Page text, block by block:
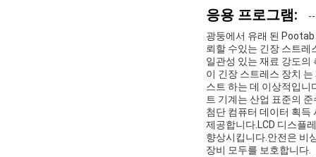
응용 프로그램:
광둥에서 유래 된
뢰할 수있는 긴장 스트레
일관성 있는 재료 강도의
이 긴장 스트레스 장치
스트 하는 데 이상적입니
트 기계는 산업 표준의
첨단 컴퓨터 데이터 획득
제공합니다.LCD 디스플
향상시킵니다.안전은 비
장비 모두를 보호합니다.